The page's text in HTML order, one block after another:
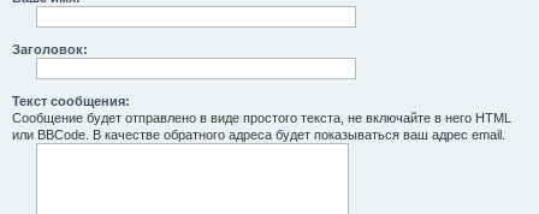
Заголовок:
Текст сообщения:
Сообщение будет отправлено в виде простого текста, не включайте в него HTML
или BBCode. В качестве обратного адреса будет показываться ваш адрес email.